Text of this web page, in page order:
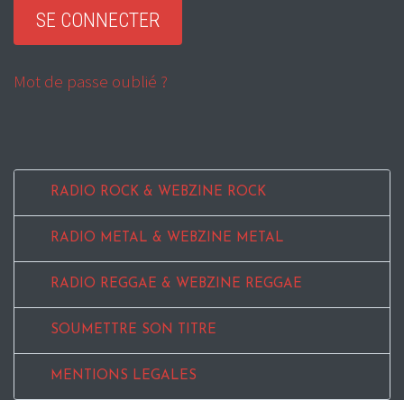
Mot de passe oublié ?
RADIO ROCK & WEBZINE ROCK
RADIO METAL & WEBZINE METAL
RADIO REGGAE & WEBZINE REGGAE
SOUMETTRE SON TITRE
MENTIONS LEGALES